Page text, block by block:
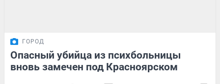
ГОРОД
Опасный убийца из психбольницы
вновь замечен под Красноярском